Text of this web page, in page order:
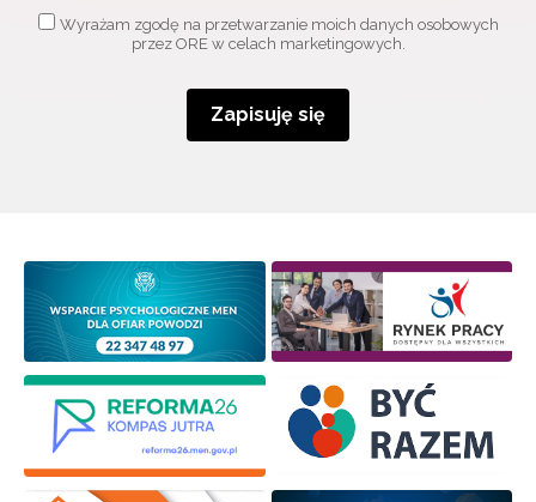
Wyrażam zgodę na przetwarzanie moich danych osobowych
przez ORE w celach marketingowych.
Zapisuję się
Wyrażam zgodę na przetwarzanie moich danych
osobowych przez ORE w celach marketingowych.